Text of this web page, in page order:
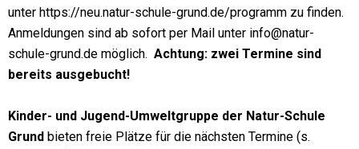
unter https://neu.natur-schule-grund.de/programm zu finden.
Anmeldungen sind ab sofort per Mail unter info@natur-
schule-grund.de möglich. Achtung: zwei Termine sind
bereits ausgebucht!
Kinder- und Jugend-Umweltgruppe der Natur-Schule
Grund bieten freie Plätze für die nächsten Termine (s.